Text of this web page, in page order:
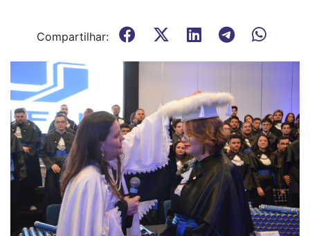
Compartilhar: